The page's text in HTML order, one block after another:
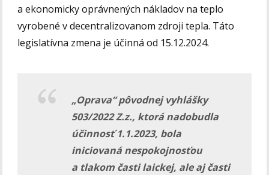
a ekonomicky oprávnených nákladov na teplo
vyrobené v decentralizovanom zdroji tepla. Táto
legislatívna zmena je účinná od 15.12.2024.
„Oprava“ pôvodnej vyhlášky
503/2022 Z.z., ktorá nadobudla
účinnosť 1.1.2023, bola
iniciovaná nespokojnosťou
a tlakom časti laickej, ale aj časti